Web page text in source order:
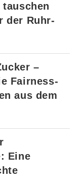
der Ruhr-
–
Fairness-
aus dem
Eine